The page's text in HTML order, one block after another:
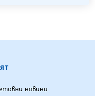
АГЕНЦИЯ
новини